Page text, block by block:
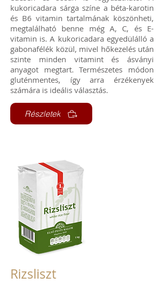
kukoricadara sárga színe a béta-karotin
és B6 vitamin tartalmának köszönheti,
megtalálható benne még A, C, és E-
vitamin is. A kukoricadara egyedülálló a
gabonafélék közül, mivel hőkezelés után
szinte minden vitamint és ásványi
anyagot megtart. Természetes módon
gluténmentes, így arra érzékenyek
számára is ideális választás.
Részletek
Rizsliszt